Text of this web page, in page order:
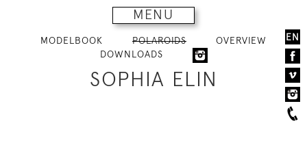
MENU
EN
MODELBOOK POLAROIDS
OVERVIEW
DOWNLOADS
SOPHIA ELIN